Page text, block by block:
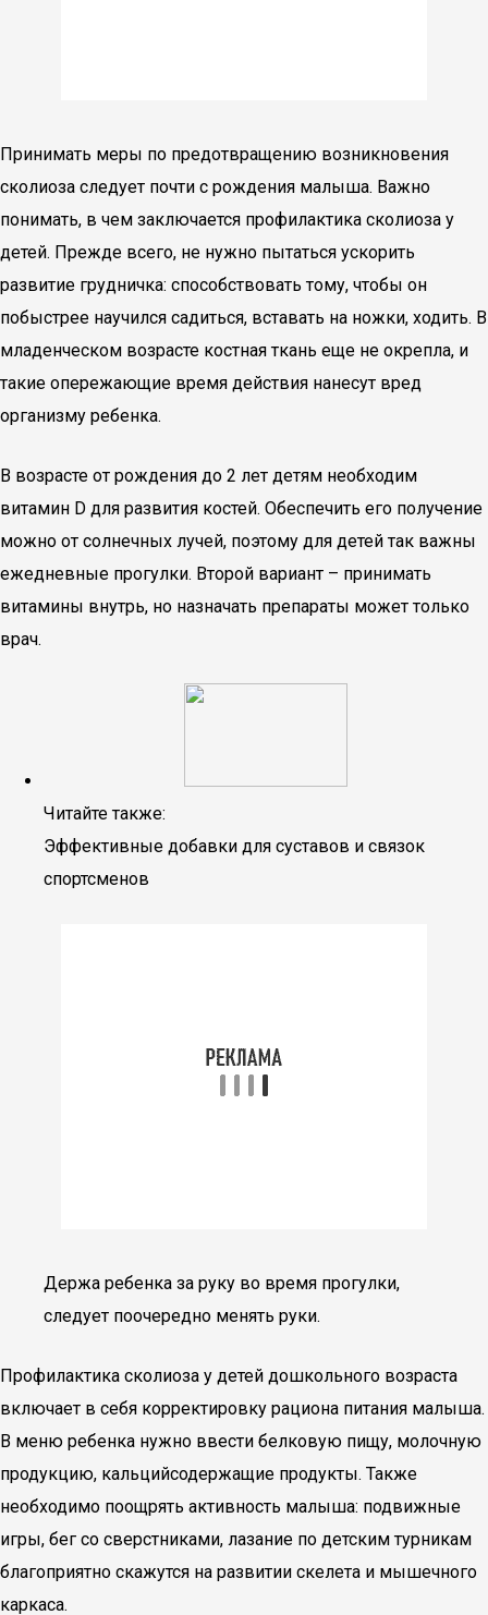
Принимать меры по предотвращению возникновения
сколиоза следует почти с рождения малыша. Важно
понимать, в чем заключается профилактика сколиоза у
детей. Прежде всего, не нужно пытаться ускорить
развитие грудничка: способствовать тому, чтобы он
побыстрее научился садиться, вставать на ножки, ходить. В
младенческом возрасте костная ткань еще не окрепла, и
такие опережающие время действия нанесут вред
организму ребенка.
В возрасте от рождения до 2 лет детям необходим
витамин D для развития костей. Обеспечить его получение
можно от солнечных лучей, поэтому для детей так важны
ежедневные прогулки. Второй вариант – принимать
витамины внутрь, но назначать препараты может только
врач.
Читайте также:
Эффективные добавки для суставов и связок
спортсменов
Держа ребенка за руку во время прогулки,
следует поочередно менять руки.
Профилактика сколиоза у детей дошкольного возраста
включает в себя корректировку рациона питания малыша.
В меню ребенка нужно ввести белковую пищу, молочную
продукцию, кальцийсодержащие продукты. Также
необходимо поощрять активность малыша: подвижные
игры, бег со сверстниками, лазание по детским турникам
благоприятно скажутся на развитии скелета и мышечного
каркаса.